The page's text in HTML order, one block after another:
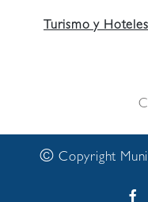
Turismo y Hoteles
© Copyright